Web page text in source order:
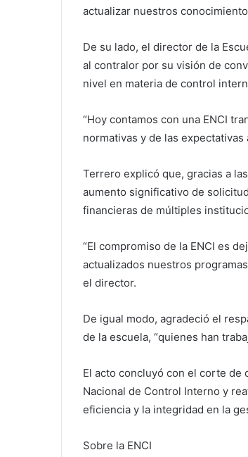
actualizar nuestros
De su lado, el director de la
al contralor por su visión de
nivel en materia de control
“Hoy contamos con una ENCI
normativas y de las expectativas
Terrero explicó que, gracias a
aumento significativo de
financieras de múltiples
“El compromiso de la ENCI es
actualizados nuestros
el director.
De igual modo, agradeció el
de la escuela, “quienes han
El acto concluyó con el corte de
Nacional de Control Interno y
eficiencia y la integridad en la
Sobre la ENCI